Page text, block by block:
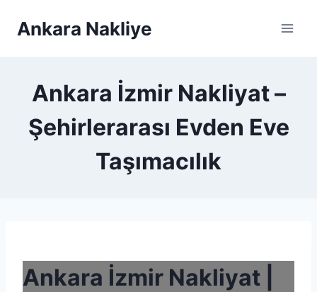
Ankara Nakliye
Ankara İzmir Nakliyat –
Şehirlerarası Evden Eve
Taşımacılık
Ankara İzmir Nakliyat |